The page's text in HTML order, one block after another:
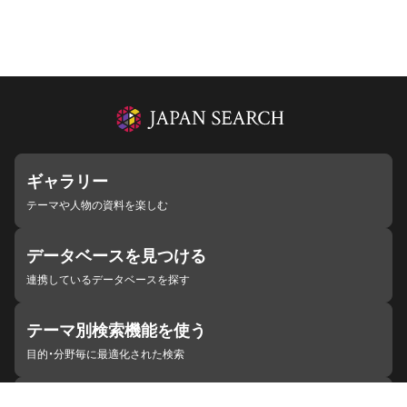
ギャラリー
テーマや人物の資料を楽しむ
データベースを見つける
連携しているデータベースを探す
テーマ別検索機能を使う
目的・分野毎に最適化された検索